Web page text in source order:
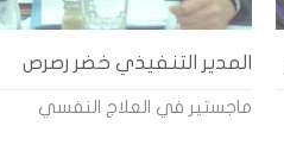
المدير التنفيذي خضر رصرص
ماجستير في العلاج النفسي